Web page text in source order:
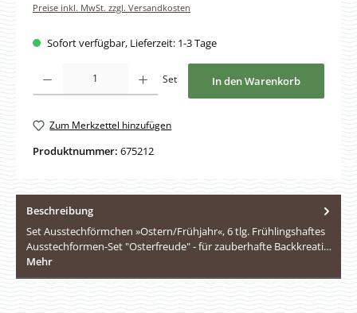
Preise inkl. MwSt. zzgl. Versandkosten
Sofort verfügbar, Lieferzeit: 1-3 Tage
Produkt Anzahl: Gib den gewünschten Wert ein oder benutze die
Set In den Warenkorb
Zum Merkzettel hinzufügen
Produktnummer: 675212
Beschreibung
Set Ausstechförmchen »Ostern/Frühjahr«, 6 tlg. Frühlingshaftes
Ausstechformen-Set "Osterfreude" - für zauberhafte Backkreati…
Mehr